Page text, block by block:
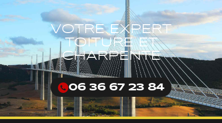
VOTRE EXPERT
TOITURE ET
CHARPENTE
06 36 67 23 84